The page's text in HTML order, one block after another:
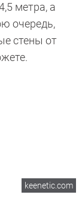
метра, а
очередь,
стены от
keenetic.com